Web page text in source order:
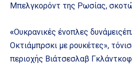
Μπελγκορόντ της Ρωσίας,
«Ουκρανικές ένοπλες
Οκτιάμπρσκι με ρουκέτες»,
περιοχής Βιάτσεσλαβ